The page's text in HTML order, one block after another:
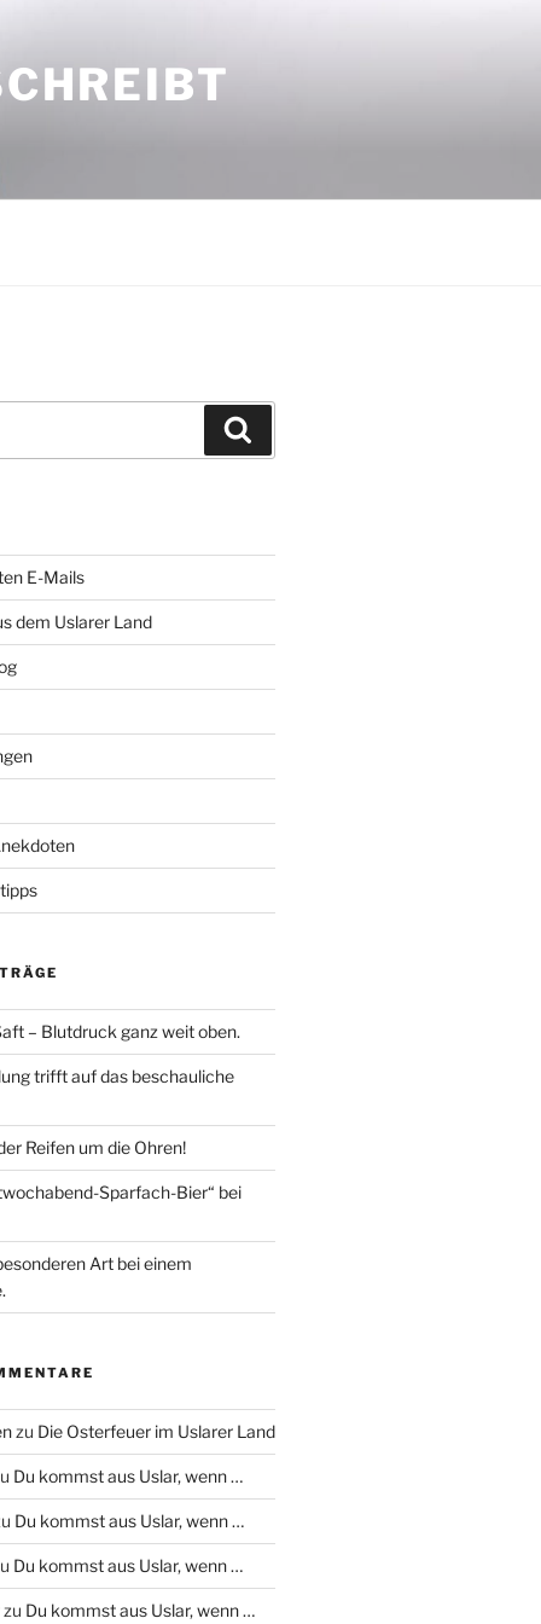
E-Mails
dem Uslarer Land
– Blutdruck ganz weit oben.
trifft auf das beschauliche
Reifen um die Ohren!
Sparfach-Bier“ bei
Art bei einem
zu Die Osterfeuer im Uslarer Land
Du kommst aus Uslar, wenn …
Du kommst aus Uslar, wenn …
Du kommst aus Uslar, wenn …
zu Du kommst aus Uslar, wenn …